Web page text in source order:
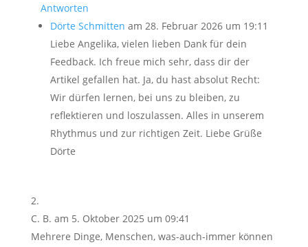
Antworten
Dörte Schmitten am 28. Februar 2026 um 19:11
Liebe Angelika, vielen lieben Dank für dein
Feedback. Ich freue mich sehr, dass dir der
Artikel gefallen hat. Ja, du hast absolut Recht:
Wir dürfen lernen, bei uns zu bleiben, zu
reflektieren und loszulassen. Alles in unserem
Rhythmus und zur richtigen Zeit. Liebe Grüße
Dörte
C. B. am 5. Oktober 2025 um 09:41
Mehrere Dinge, Menschen, was-auch-immer können